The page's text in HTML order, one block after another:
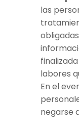
las
labores
En el
negarse